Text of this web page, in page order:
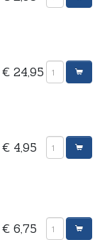
€ 24,95
€ 4,95
€ 6,75